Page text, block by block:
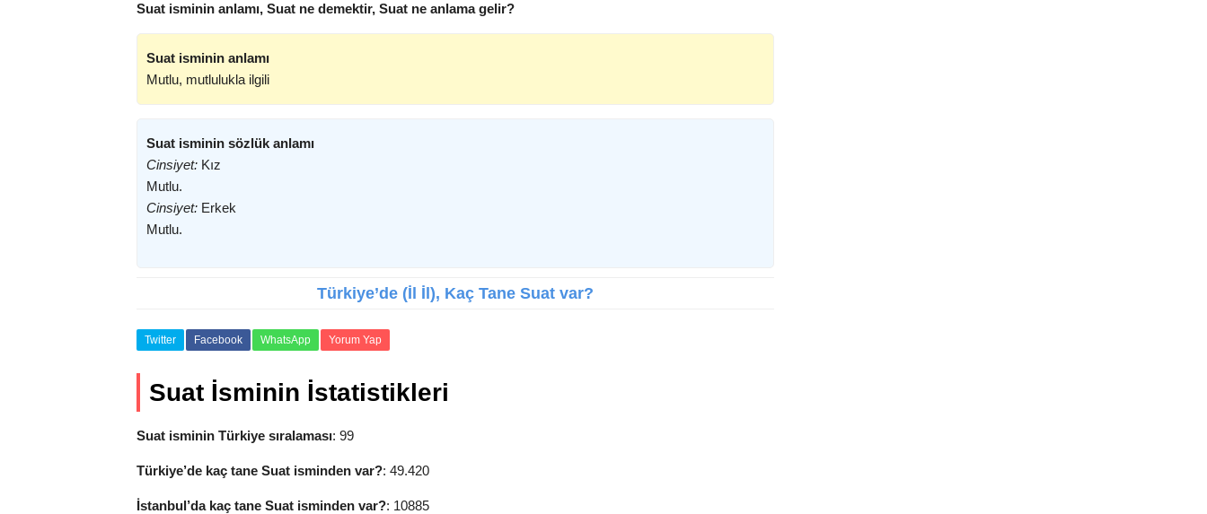
Suat isminin anlamı, Suat ne demektir, Suat ne anlama gelir?
Suat isminin anlamı
Mutlu, mutlulukla ilgili
Suat isminin sözlük anlamı
Cinsiyet: Kız
Mutlu.
Cinsiyet: Erkek
Mutlu.
Türkiye’de (İl İl), Kaç Tane Suat var?
Twitter Facebook WhatsApp Yorum Yap
Suat İsminin İstatistikleri
Suat isminin Türkiye sıralaması: 99
Türkiye’de kaç tane Suat isminden var?: 49.420
İstanbul’da kaç tane Suat isminden var?: 10885